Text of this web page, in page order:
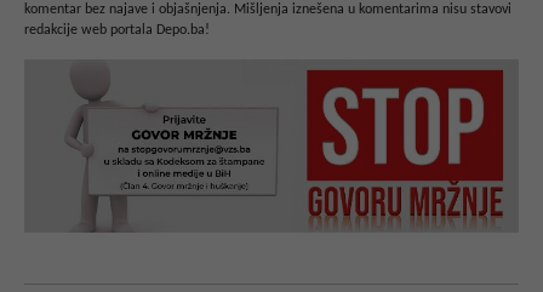
komentar bez najave i objašnjenja. Mišljenja iznešena u komentarima nisu stavovi
redakcije web portala Depo.ba!